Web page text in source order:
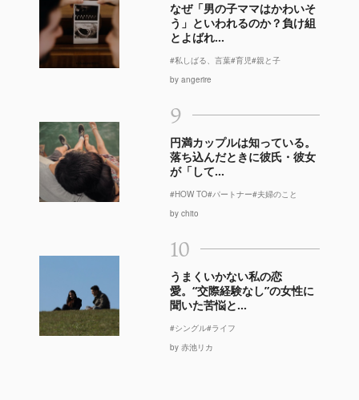
なぜ「男の子ママはかわいそ
う」といわれるのか？負け組
とよばれ...
#私しばる、言葉#育児#親と子
by angerire
9
円満カップルは知っている。
落ち込んだときに彼氏・彼女
が「して...
#HOW TO#パートナー#夫婦のこと
by chito
10
うまくいかない私の恋
愛。“交際経験なし”の女性に
聞いた苦悩と...
#シングル#ライフ
by 赤池リカ